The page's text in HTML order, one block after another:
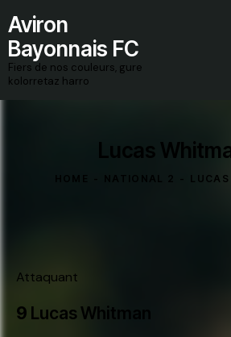
Aviron
Bayonnais FC
Fiers de nos couleurs, gure
kolorretaz harro
Lucas
Attaquant
9 Lucas Whitman